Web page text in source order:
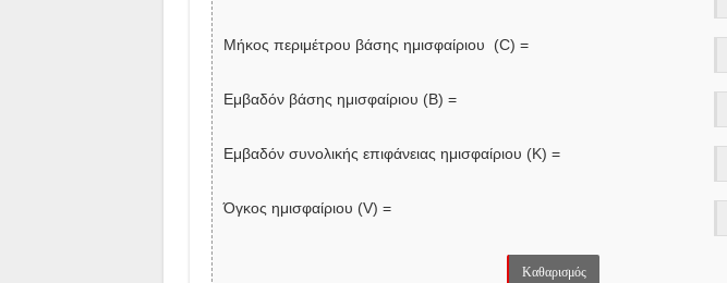
Μήκος περιμέτρου βάσης ημισφαίριου (C) =
Εμβαδόν βάσης ημισφαίριου (Β) =
Εμβαδόν συνολικής επιφάνειας ημισφαίριου (K) =
Όγκος ημισφαίριου (V) =